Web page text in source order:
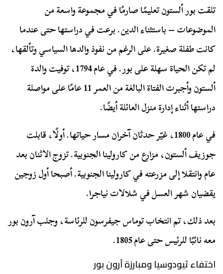
تلقت بور ألستون تعليمًا صارمًا في مجموعة واسعة من
الموضوعات – باستثناء الدين. برعت في دراستها حتى عندما
كانت طفلة صغيرة. على الرغم من نفوذ والدها السياسي وتألقها،
لم تكن الحياة سهلة على بور. في عام 1794، توفيت والدة
ألستون وأجبرت الفتاة البالغة من العمر 11 عامًا على مواصلة
دراستها أثناء إدارة منزل العائلة أيضًا.
في عام 1800، غيّر حدثان آخران مسار حياتها. أولًا، قابلت
جوزيف ألستون، مزارع من كارولينا الجنوبية. تزوج الاثنان بعد
عام وانتقلا إلى مزرعته في كارولينا الجنوبية. أصبحا أول زوجين
يقضيان شهر العسل في شلالات نياجرا.
بعد ذلك، تم انتخاب توماس جيفرسون للرئاسة، وجلب آرون بور
معه نائبًا للرئيس حتى عام 1805.
اختفاء ثيودوسيا ومبارزة آرون بور